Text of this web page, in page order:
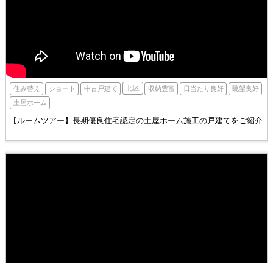
住み替え ショート 中古戸建て 北区 収納豊富 日当たり良好
眺望良好
土屋ホーム
【ルームツアー】長期優良住宅認定の土屋ホーム施工の戸建てをご紹介